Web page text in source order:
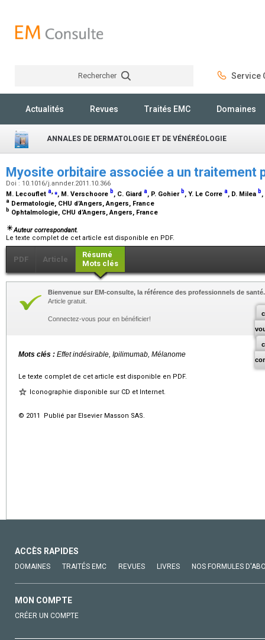
Rechercher Service
Actualités Revues Traités EMC Domaines
ANNALES DE DERMATOLOGIE ET DE VÉNÉRÉOLOGIE
Myosite orbitaire associée a un traitement
Doi : 10.1016/j.annder.2011.10.366
M. Lecouflet a ⁎, M. Verschoore b, C. Giard a, P. Gohier b, Y. Le Corre a, D. Milea b
a Dermatologie, CHU d’Angers, Angers, France
b Ophtalmologie, CHU d’Angers, Angers, France
Auteur correspondant.
Le texte complet de cet article est disponible en PDF.
PDF Article
Résumé
Mots clés
Bienvenue sur EM-consulte, la référence des professionnels de santé.
Article gratuit.
Connectez-vous pour en bénéficier!
Mots clés : Effet indésirable, Ipilimumab, Mélanome
Le texte complet de cet article est disponible en PDF.
Iconographie disponible sur CD et Internet.
© 2011 Publié par Elsevier Masson SAS.
ACCÈS RAPIDES
DOMAINES TRAITÉS EMC REVUES LIVRES NOS FORMULES
MON COMPTE
CRÉER UN COMPTE